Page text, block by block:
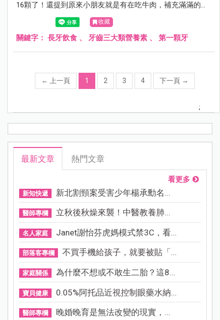
16顆了！還提到原來小朋友就是有在吃牛肉，補充滿滿的鈣
質，牙才長得好！怎麼…聽起來覺得怪怪的呀！阿包醫生來
幫大家補充寶包的長牙飲食資訊。
收藏
關鍵字： 長牙飲食 、 牙齒三大類營養素 、 第一顆牙
← 上一頁 1 2 3 4 下一頁 →
;
最新文章 熱門文章
看更多
新知快遞 新北割頸案受害少年楊承勳名...
醫師專欄 立秋後秋燥來襲！中醫教養肺...
名人家庭 Janet謝怡芬虎媽模式禁3C，看...
部落客專欄 不買手機給孩子，就要被貼「...
家庭關係 為什麼不想或不敢生二胎？這8...
寶貝健康 0.05%阿托品近視控制眼藥水納...
醫師專欄 晚婚晚育是無法改變的現實，...